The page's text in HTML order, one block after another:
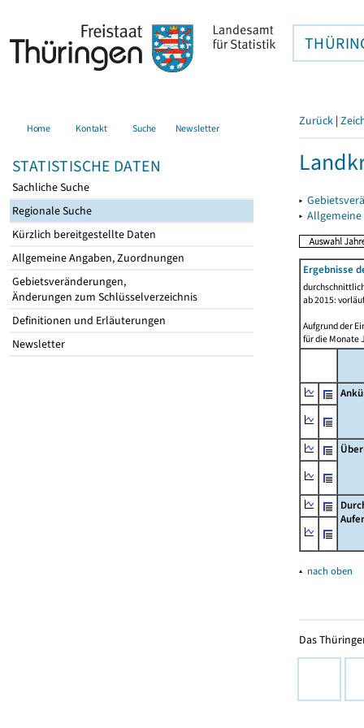
Home Kontakt Suche Newsletter
STATISTISCHE DATEN
Sachliche Suche
Regionale Suche
Kürzlich bereitgestellte Daten
Allgemeine Angaben, Zuordnungen
Gebietsveränderungen,
Änderungen zum Schlüsselverzeichnis
Definitionen und Erläuterungen
Newsletter
Zurück |
▸
▸
Ergebnisse
ab 2015:
Aufgrund der
für die Monate
▴ nach oben
Das